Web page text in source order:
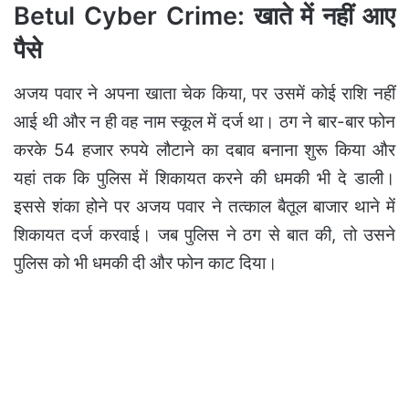
Betul Cyber Crime: खाते में नहीं आए
पैसे
अजय पवार ने अपना खाता चेक किया, पर उसमें कोई राशि नहीं
आई थी और न ही वह नाम स्कूल में दर्ज था। ठग ने बार-बार फोन
करके 54 हजार रुपये लौटाने का दबाव बनाना शुरू किया और
यहां तक कि पुलिस में शिकायत करने की धमकी भी दे डाली।
इससे शंका होने पर अजय पवार ने तत्काल बैतूल बाजार थाने में
शिकायत दर्ज करवाई। जब पुलिस ने ठग से बात की, तो उसने
पुलिस को भी धमकी दी और फोन काट दिया।